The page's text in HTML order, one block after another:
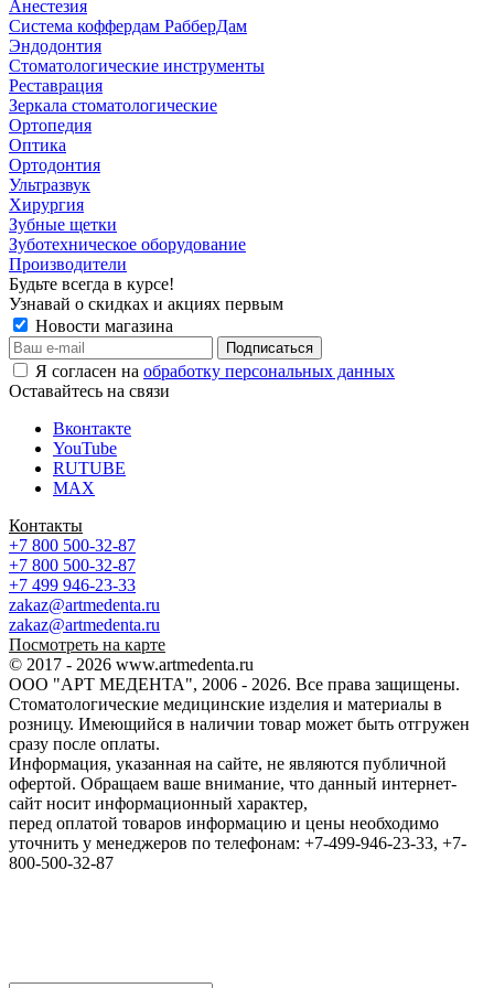
Анестезия
Система коффердам РабберДам
Эндодонтия
Стоматологические инструменты
Реставрация
Зеркала стоматологические
Ортопедия
Оптика
Ортодонтия
Ультразвук
Хирургия
Зубные щетки
Зуботехническое оборудование
Производители
Будьте всегда в курсе!
Узнавай о скидках и акциях первым
Новости магазина
Я согласен на обработку персональных данных
Оставайтесь на связи
Вконтакте
YouTube
RUTUBE
MAX
Контакты
+7 800 500-32-87
+7 800 500-32-87
+7 499 946-23-33
zakaz@artmedenta.ru
zakaz@artmedenta.ru
Посмотреть на карте
© 2017 - 2026 www.artmedenta.ru
ООО "АРТ МЕДЕНТА", 2006 - 2026. Все права защищены.
Стоматологические медицинские изделия и материалы в
розницу. Имеющийся в наличии товар может быть отгружен
сразу после оплаты.
Информация, указанная на сайте, не являются публичной
офертой. Обращаем ваше внимание, что данный интернет-
сайт носит информационный характер,
перед оплатой товаров информацию и цены необходимо
уточнить у менеджеров по телефонам: +7-499-946-23-33, +7-
800-500-32-87